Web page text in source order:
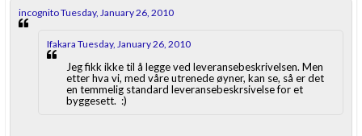
incognito Tuesday, January 26, 2010
Ifakara Tuesday, January 26, 2010
Jeg fikk ikke til å legge ved leveransebeskrivelsen. Men
etter hva vi, med våre utrenede øyner, kan se, så er det
en temmelig standard leveransebeskrsivelse for et
byggesett. :)